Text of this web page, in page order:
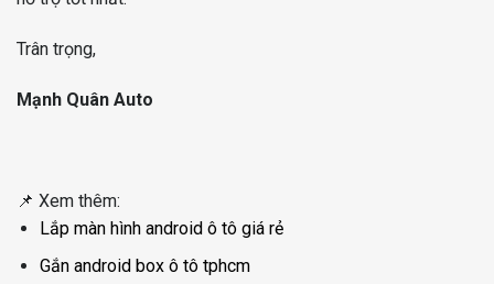
Trân trọng,
Mạnh Quân Auto
📌 Xem thêm:
Lắp màn hình android ô tô giá rẻ
Gắn android box ô tô tphcm